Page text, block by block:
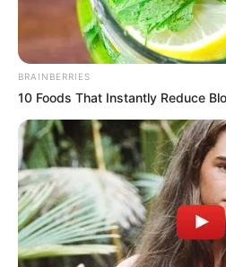
Ia sudah mewujudkan impian
usianya masih muda. Meski
bola Persitara, tapi ia lebih memilih
Ia mengawali kariernya sebagai
sinetron ABG yang tayang sejak
pernah bermain di
Kisah Sedih di
beradu akting dengan Marshanda.
Setelah sekian lama bermain
BRAINBERRIES
10 Foods That Instantly Reduce